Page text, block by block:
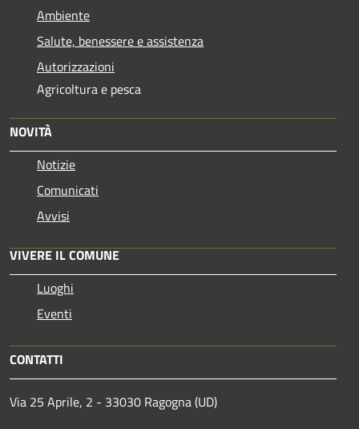
Ambiente
Salute, benessere e assistenza
Autorizzazioni
Agricoltura e pesca
NOVITÀ
Notizie
Comunicati
Avvisi
VIVERE IL COMUNE
Luoghi
Eventi
CONTATTI
Via 25 Aprile, 2 - 33030 Ragogna (UD)